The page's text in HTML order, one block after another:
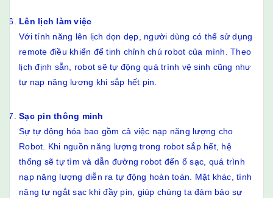
Lên lịch làm việc
Với tính năng lên lịch dọn dẹp, người dùng có thể sử dụng
remote điều khiển để tinh chỉnh chú robot của mình. Theo
lịch định sẵn, robot sẽ tự động quá trình vệ sinh cũng như
tự nạp năng lượng khi sắp hết pin.
Sạc pin thông minh
Sự tự động hóa bao gồm cả việc nạp năng lượng cho
Robot. Khi nguồn năng lượng trong robot sắp hết, hệ
thống sẽ tự tìm và dẫn đường robot đến ổ sạc, quá trình
nạp năng lượng diễn ra tự động hoàn toàn. Mặt khác, tính
năng tự ngắt sạc khi đầy pin, giúp chúng ta đảm bảo sự